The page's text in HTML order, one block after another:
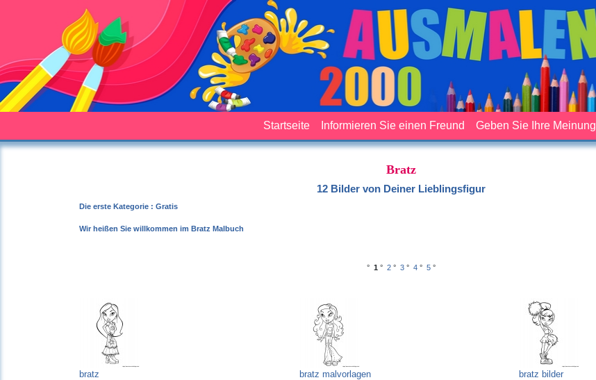
Startseite Informieren Sie einen Freund Geben Sie Ihre Meinung
Bratz
12 Bilder von Deiner Lieblingsfigur
Die erste Kategorie : Gratis
Wir heißen Sie willkommen im Bratz Malbuch
° 1 ° 2° 3° 4° 5°
bratz bratz malvorlagen bratz bilder